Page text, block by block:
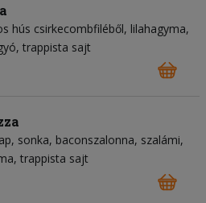
hús csirkecombfiléből lilahagyma
trappista sajt
sonka baconszalonna szalámi
trappista sajt